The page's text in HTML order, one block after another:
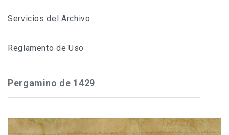
Servicios del Archivo
Reglamento de Uso
Pergamino de 1429